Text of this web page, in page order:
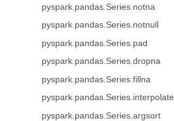
pyspark.pandas.Series.notna
pyspark.pandas.Series.notnull
pyspark.pandas.Series.pad
pyspark.pandas.Series.dropna
pyspark.pandas.Series.fillna
pyspark.pandas.Series.interpolate
pyspark.pandas.Series.argsort